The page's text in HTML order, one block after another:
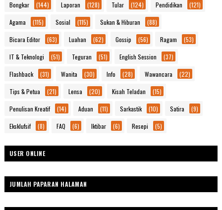
Bongkar (144) Laporan (128) Tular (124) Pendidikan (121)
Agama (115) Sosial (115) Sukan & Hiburan (88)
Bicara Editor (63) Luahan (62) Gossip (56) Ragam (53)
IT & Teknologi (51) Teguran (51) English Session (37)
Flashback (31) Wanita (30) Info (28) Wawancara (22)
Tips & Petua (21) Lensa (20) Kisah Teladan (15)
Penulisan Kreatif (14) Aduan (11) Sarkastik (10) Satira (9)
Eksklufsif (8) FAQ (6) Iktibar (6) Resepi (5)
USER ONLINE
JUMLAH PAPARAN HALAMAN